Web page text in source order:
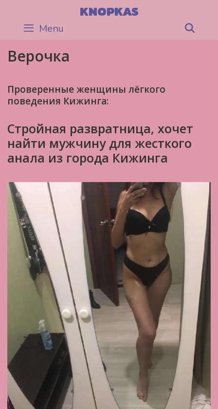
content
KNOPKAS
Menu
Верочка
Проверенные женщины лёгкого
поведения Кижинга:
Стройная развратница, хочет
найти мужчину для жесткого
анала из города Кижинга